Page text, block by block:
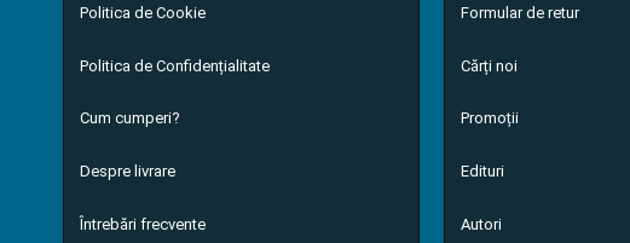
Politica de Cookie
Politica de Confidențialitate
Cum cumperi?
Despre livrare
Întrebări frecvente
Formular de retur
Cărți noi
Promoții
Edituri
Autori